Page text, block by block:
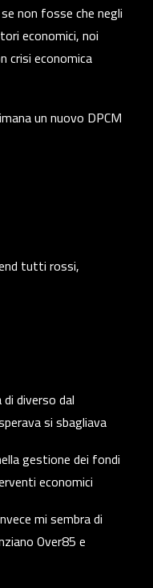
non fosse che negli
economici, noi
crisi economica
un nuovo DPCM
tutti rossi,
diverso dal
si sbagliava
gestione dei fondi
economici
mi sembra di
Over85 e